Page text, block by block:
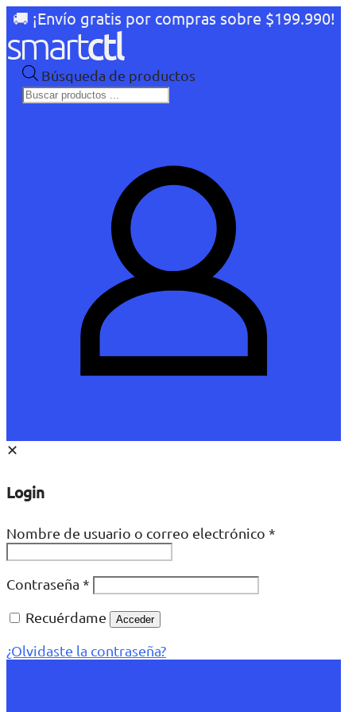
🚚 ¡Envío gratis por compras sobre $199.990!
Búsqueda de productos
✕
Login
Nombre de usuario o correo electrónico *
Contraseña *
Recuérdame
Acceder
¿Olvidaste la contraseña?